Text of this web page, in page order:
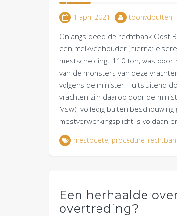
1 april 2021 toonvdputten
Onlangs deed de rechtbank Oost
een melkveehouder (hierna:
mestscheiding, 110 ton, was door
van de monsters van deze
volgens de minister – uitsluitend
vrachten zijn daarop door de
Msw) volledig buiten
mestverwerkingsplicht is voldaan
mestboete, procedure,
Een herhaalde
overtreding?